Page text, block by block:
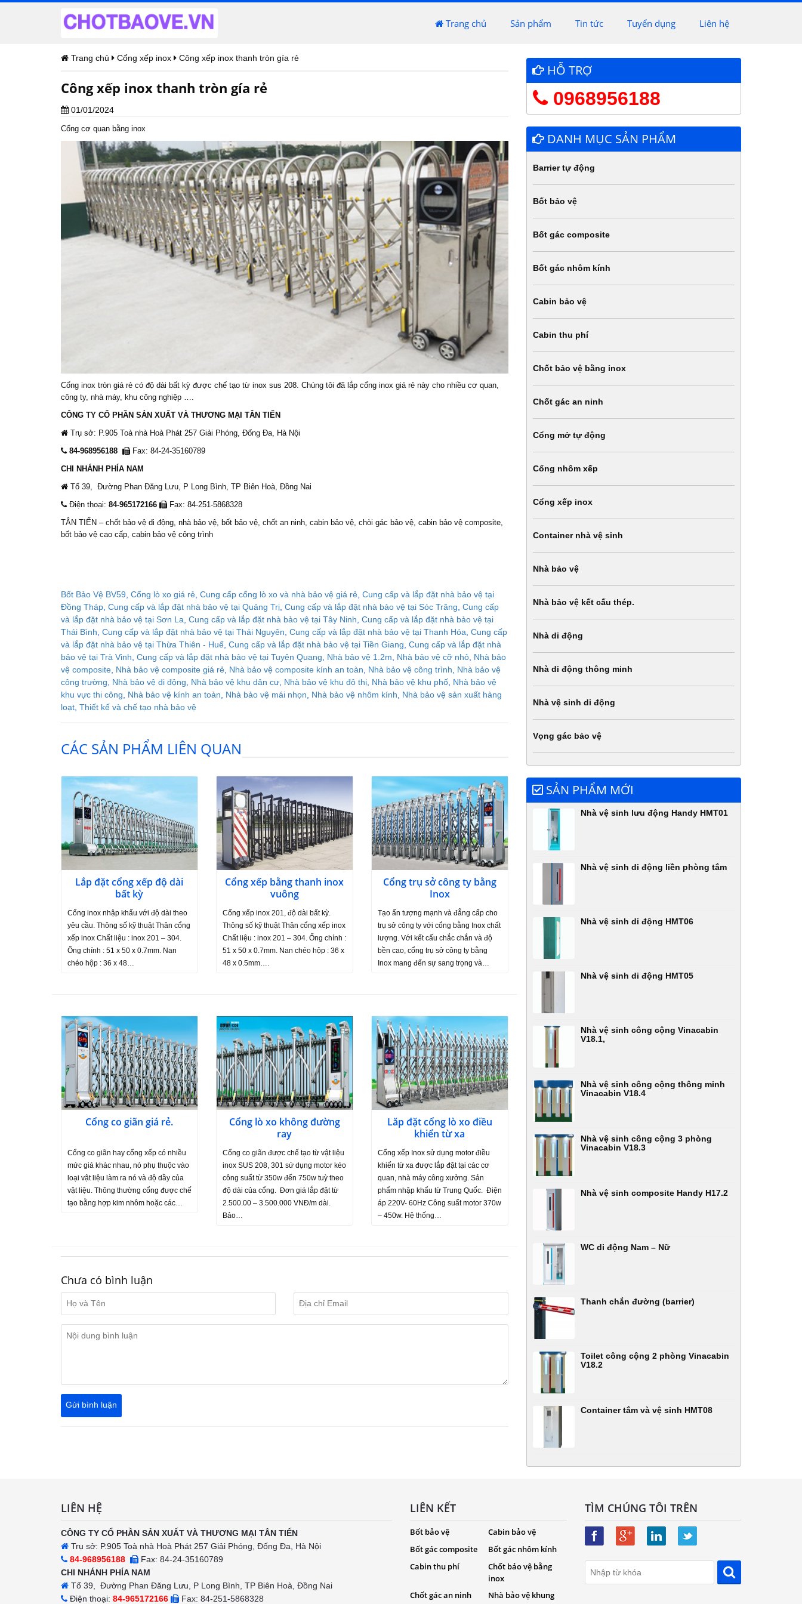
Trang chủ Sản phẩm Tin tức Tuyển dụng Liên hệ
Trang chủ Cổng xếp inox Công xếp inox thanh tròn gía rẻ
Công xếp inox thanh tròn gía rẻ
01/01/2024
Cổng cơ quan bằng inox
Cổng inox tròn giá rẻ có độ dài bất kỳ được chế tạo từ inox sus 208. Chúng tôi đã lắp cổng inox giá rẻ này cho nhiều cơ quan,
công ty, nhà máy, khu công nghiệp ….
CÔNG TY CỔ PHẦN SẢN XUẤT VÀ THƯƠNG MẠI TÂN TIẾN
Trụ sở: P.905 Toà nhà Hoà Phát 257 Giải Phóng, Đống Đa, Hà Nội
84-968956188
Fax: 84-24-35160789
CHI NHÁNH PHÍA NAM
Tổ 39, Đường Phan Đăng Lưu, P Long Bình, TP Biên Hoà, Đồng Nai
Điện thoại: 84-965172166
Fax: 84-251-5868328
TÂN TIẾN – chốt bảo vệ di động, nhà bảo vệ, bốt bảo vệ, chốt an ninh, cabin bảo vệ, chòi gác bảo vệ, cabin bảo vệ composite,
bốt bảo vệ cao cấp, cabin bảo vệ công trình
Bốt Bảo Vệ BV59 Cổng lò xo giá rẻ Cung cấp cổng lò xo và nhà bảo vệ giá rẻ Cung cấp và lắp đặt nhà bảo vệ tại
Đồng Tháp Cung cấp và lắp đặt nhà bảo vệ tại Quảng Trị Cung cấp và lắp đặt nhà bảo vệ tại Sóc Trăng Cung cấp
và lắp đặt nhà bảo vệ tại Sơn La Cung cấp và lắp đặt nhà bảo vệ tại Tây Ninh Cung cấp và lắp đặt nhà bảo vệ tại
Thái Bình Cung cấp và lắp đặt nhà bảo vệ tại Thái Nguyên Cung cấp và lắp đặt nhà bảo vệ tại Thanh Hóa Cung cấp
và lắp đặt nhà bảo vệ tại Thừa Thiên - Huế Cung cấp và lắp đặt nhà bảo vệ tại Tiền Giang Cung cấp và lắp đặt nhà
bảo vệ tại Trà Vinh Cung cấp và lắp đặt nhà bảo vệ tại Tuyên Quang Nhà bảo vệ 1.2m Nhà bảo vệ cỡ nhỏ Nhà bảo
vệ composite Nhà bảo vệ composite giá rẻ Nhà bảo vệ composite kính an toàn Nhà bảo vệ công trình
Nhà bảo vệ
công trường
Nhà bảo vệ di động Nhà bảo vệ khu dân cư Nhà bảo vệ khu đô thị Nhà bảo vệ khu phố Nhà bảo vệ
khu vực thi công
Nhà bảo vệ kính an toàn Nhà bảo vệ mái nhọn Nhà bảo vệ nhôm kính
Nhà bảo vệ sản xuất hàng
loạt Thiết kế và chế tạo nhà bảo vệ
CÁC SẢN PHẨM LIÊN QUAN
Lắp đặt cổng xếp độ dài
bất kỳ
Cổng inox nhập khẩu với độ dài theo
yêu cầu. Thông số kỹ thuật Thân cổng
xếp inox Chất liệu : inox 201 – 304.
Ống chính : 51 x 50 x 0.7mm. Nan
chéo hộp : 36 x 48…
Cổng xếp bằng thanh inox
vuông
Cổng xếp inox 201, độ dài bất kỳ.
Thông số kỹ thuật Thân cổng xếp inox
Chất liệu : inox 201 – 304. Ống chính :
51 x 50 x 0.7mm. Nan chéo hộp : 36 x
48 x 0.5mm….
Cổng trụ sở công ty bằng
Inox
Tạo ấn tượng mạnh và đẳng cấp cho
trụ sở công ty với cổng bằng Inox chất
lượng. Với kết cấu chắc chắn và độ
bền cao, cổng trụ sở công ty bằng
Inox mang đến sự sang trọng và…
Cổng co giãn giá rẻ.
Cổng co giãn hay cổng xếp có nhiều
mức giá khác nhau, nó phụ thuộc vào
loại vật liệu làm ra nó và độ dầy của
vật liệu. Thông thường cổng được chế
tạo bằng hợp kim nhôm hoặc các…
Cổng lò xo không đường
ray
Cổng co giãn được chế tạo từ vật liệu
inox SUS 208, 301 sử dụng motor kéo
công suất từ 350w đến 750w tuỳ theo
độ dài của cổng. Đơn giá lắp đặt từ
2.500.00 – 3.500.000 VNĐ/m dài.
Bảo…
Lăp đặt cổng lò xo điều
khiển từ xa
Cổng xếp Inox sử dụng motor điều
khiển từ xa được lắp đặt tại các cơ
quan, nhà máy công xưởng. Sản
phẩm nhập khẩu từ Trung Quốc. Điện
áp 220V- 60Hz Công suất motor 370w
– 450w. Hệ thống…
Chưa có bình luận
HỖ TRỢ
0968956188
DANH MỤC SẢN PHẨM
Barrier tự động
Bốt bảo vệ
Bốt gác composite
Bốt gác nhôm kính
Cabin bảo vệ
Cabin thu phí
Chốt bảo vệ bằng inox
Chốt gác an ninh
Cổng mở tự động
Cổng nhôm xếp
Cổng xếp inox
Container nhà vệ sinh
Nhà bảo vệ
Nhà bảo vệ kết cấu thép.
Nhà di động
Nhà di động thông minh
Nhà vệ sinh di động
Vọng gác bảo vệ
SẢN PHẨM MỚI
Nhà vệ sinh lưu động Handy HMT01
Nhà vệ sinh di động liền phòng tắm
Nhà vệ sinh di động HMT06
Nhà vệ sinh di động HMT05
Nhà vệ sinh công cộng Vinacabin
V18.1,
Nhà vệ sinh công cộng thông minh
Vinacabin V18.4
Nhà vệ sinh công cộng 3 phòng
Vinacabin V18.3
Nhà vệ sinh composite Handy H17.2
WC di động Nam – Nữ
Thanh chắn đường (barrier)
Toilet công cộng 2 phòng Vinacabin
V18.2
Container tắm và vệ sinh HMT08
LIÊN HỆ
CÔNG TY CỔ PHẦN SẢN XUẤT VÀ THƯƠNG MẠI TÂN TIẾN
Trụ sở: P.905 Toà nhà Hoà Phát 257 Giải Phóng, Đống Đa, Hà Nội
84-968956188
Fax: 84-24-35160789
CHI NHÁNH PHÍA NAM
Tổ 39, Đường Phan Đăng Lưu, P Long Bình, TP Biên Hoà, Đồng Nai
Điện thoại: 84-965172166 Fax: 84-251-5868328
LIÊN KẾT
Bốt bảo vệ
Cabin bảo vệ
Bốt gác composite
Bốt gác nhôm kính
Cabin thu phí
Chốt bảo vệ bằng
inox
Chốt gác an ninh Nhà bảo vệ khung
TÌM CHÚNG TÔI TRÊN